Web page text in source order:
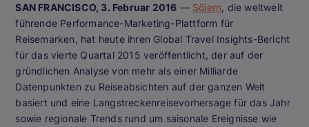
SAN FRANCISCO, 3. Februar 2016 — Söjern, die weltweit
führende Performance-Marketing-Plattform für
Reisemarken, hat heute ihren Global Travel Insights-Bericht
für das vierte Quartal 2015 veröffentlicht, der auf der
gründlichen Analyse von mehr als einer Milliarde
Datenpunkten zu Reiseabsichten auf der ganzen Welt
basiert und eine Langstreckenreisevorhersage für das Jahr
sowie regionale Trends rund um saisonale Ereignisse wie